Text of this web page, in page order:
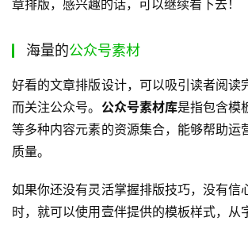
章排版，感兴趣的话，可以继续看下去！
海量的公众号素材
好看的文章排版设计，可以吸引读者阅读
而关注公众号。 公众号素材库是指包含模
等多种内容元素的资源集合，能够帮助运
质量。
如果你还没有灵活掌握排版技巧，没有信
时，就可以使用壹伴提供的模板样式，从